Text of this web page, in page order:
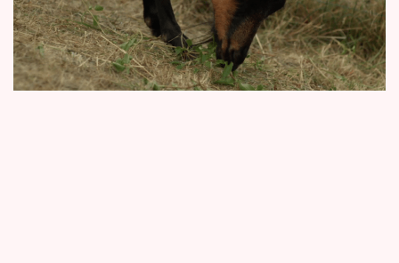
Sledujte prima+
Filmový festival Karlovy Vary